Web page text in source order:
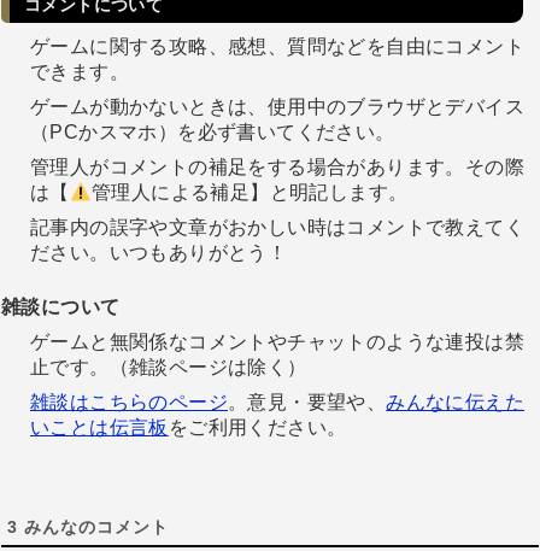
コメントについて
ゲームに関する攻略、感想、質問などを自由にコメント
できます。
ゲームが動かないときは、使用中のブラウザとデバイス
（PCかスマホ）を必ず書いてください。
管理人がコメントの補足をする場合があります。その際
は【
管理人による補足】と明記します。
記事内の誤字や文章がおかしい時はコメントで教えてく
ださい。いつもありがとう！
雑談について
ゲームと無関係なコメントやチャットのような連投は禁
止です。（雑談ページは除く）
雑談はこちらのページ。意見・要望や、みんなに伝えた
いことは伝言板 をご利用ください。
3 みんなのコメント